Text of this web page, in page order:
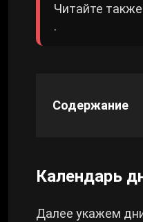
Все игры
Читайте также
.
Содержание
Календарь
Далее укажем